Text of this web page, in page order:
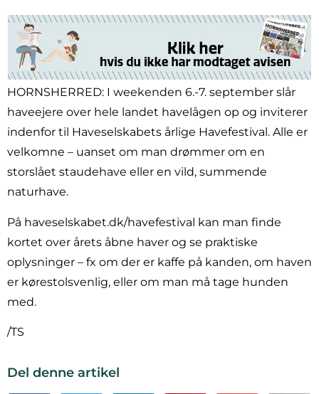
HORNSHERRED: I weekenden 6.-7. september slår
haveejere over hele landet havelågen op og inviterer
indenfor til Haveselskabets årlige Havefestival. Alle er
velkomne – uanset om man drømmer om en
storslået staudehave eller en vild, summende
naturhave.
På haveselskabet.dk/havefestival kan man finde
kortet over årets åbne haver og se praktiske
oplysninger – fx om der er kaffe på kanden, om haven
er kørestolsvenlig, eller om man må tage hunden
med.
/TS
Del denne artikel